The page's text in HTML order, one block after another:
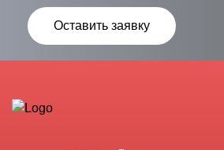
Оставить заявку